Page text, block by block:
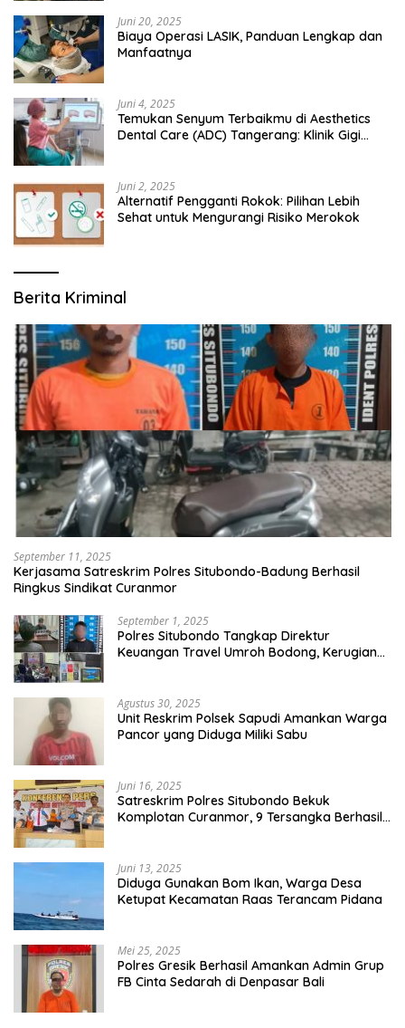
Juni 20, 2025
Biaya Operasi LASIK, Panduan Lengkap dan
Manfaatnya
Juni 4, 2025
Temukan Senyum Terbaikmu di Aesthetics
Dental Care (ADC) Tangerang: Klinik Gigi
Juni 2, 2025
Alternatif Pengganti Rokok: Pilihan Lebih
Sehat untuk Mengurangi Risiko Merokok
Berita Kriminal
September 11, 2025
Kerjasama Satreskrim Polres Situbondo-Badung Berhasil
Ringkus Sindikat Curanmor
September 1, 2025
Polres Situbondo Tangkap Direktur
Keuangan Travel Umroh Bodong, Kerugian
Agustus 30, 2025
Unit Reskrim Polsek Sapudi Amankan Warga
Pancor yang Diduga Miliki Sabu
Juni 16, 2025
Satreskrim Polres Situbondo Bekuk
Komplotan Curanmor, 9 Tersangka Berhasil
Juni 13, 2025
Diduga Gunakan Bom Ikan, Warga Desa
Ketupat Kecamatan Raas Terancam Pidana
Mei 25, 2025
Polres Gresik Berhasil Amankan Admin Grup
FB Cinta Sedarah di Denpasar Bali